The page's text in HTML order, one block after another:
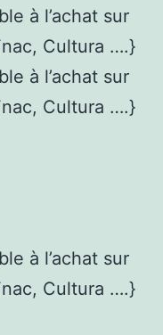
à l’achat sur
Cultura ….}
à l’achat sur
Cultura ….}
à l’achat sur
Cultura ….}